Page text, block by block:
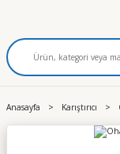
Anasayfa Karıştırıcı